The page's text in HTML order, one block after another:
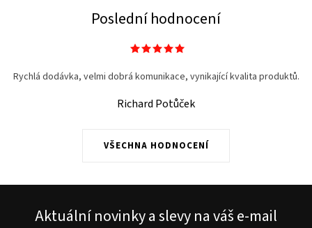
Poslední hodnocení
VŠECHNA HODNOCENÍ
Rychlá dodávka, velmi dobrá komunikace, vynikající kvalita produktů.
Richard Potůček
Aktuální novinky a slevy na váš e-mail